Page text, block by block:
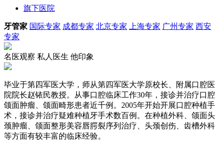
旗下医院
牙管家 国际专家 成都专家 北京专家 上海专家 广州专家 西安
专家
名医观察 私人医生 他印象
毕业于第四军医大学，师从第四军医大学原校长、附属口腔医
院院长赵铱民教授。从事口腔临床工作30年，接诊并治疗口腔
颌面肿瘤、颌面畸形患者近千例。2005年开始开展口腔种植手
术，接诊并治疗疑难种植牙手术数百例。在种植外科、颌面头
颈肿瘤、颌面整形美容唇腭裂序列治疗、头颈创伤、齿槽外科
等方面有较丰富的临床经验。